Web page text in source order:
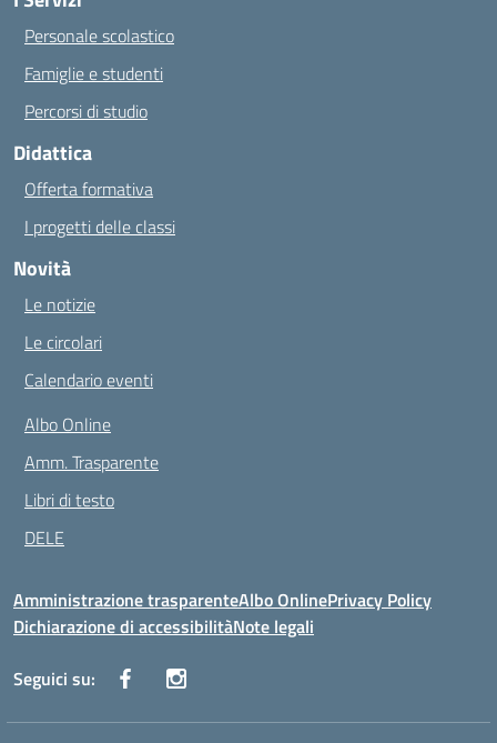
Personale scolastico
Famiglie e studenti
Percorsi di studio
Didattica
Offerta formativa
I progetti delle classi
Novità
Le notizie
Le circolari
Calendario eventi
Albo Online
Amm. Trasparente
Libri di testo
DELE
Amministrazione trasparenteAlbo OnlinePrivacy Policy
Dichiarazione di accessibilitàNote legali
Seguici su: